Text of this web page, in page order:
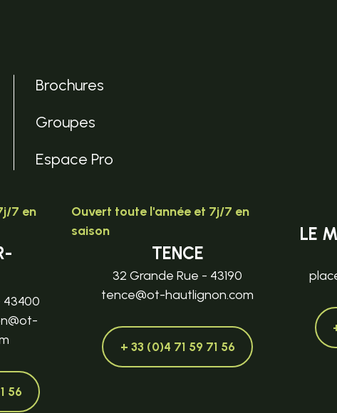
Brochures
Groupes
Espace Pro
7 en
56
Ouvert toute l'année et 7j/7 en
saison
TENCE
32 Grande Rue - 43190
tence@ot-hautlignon.com
+ 33 (0)4 71 59 71 56
LE